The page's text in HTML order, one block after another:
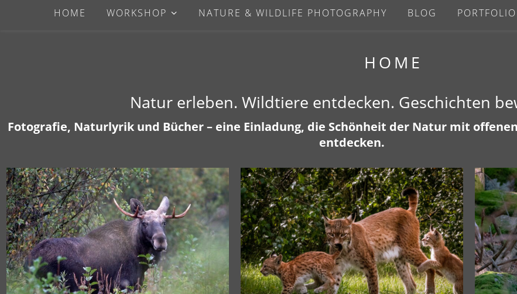
HOME WORKSHOP NATURE & WILDLIFE PHOTOGRAPHY BLOG PORTFOLIO
HOME
Natur erleben. Wildtiere entdecken. Geschichten
Fotografie, Naturlyrik und Bücher – eine Einladung, die Schönheit der Natur mit
entdecken.